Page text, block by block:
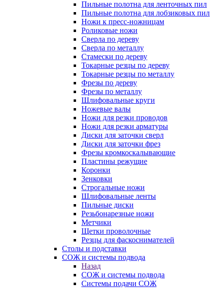
Пильные полотна для ленточных пил
Пильные полотна для лобзиковых пил
Ножи к пресс-ножницам
Роликовые ножи
Сверла по дереву
Сверла по металлу
Стамески по дереву
Токарные резцы по дереву
Токарные резцы по металлу
Фрезы по дереву
Фрезы по металлу
Шлифовальные круги
Ножевые валы
Ножи для резки проводов
Ножи для резки арматуры
Диски для заточки сверл
Диски для заточки фрез
Фрезы кромкоскалывающие
Пластины режущие
Коронки
Зенковки
Строгальные ножи
Шлифовальные ленты
Пильные диски
Резьбонарезные ножи
Метчики
Щетки проволочные
Резцы для фаскоснимателей
Столы и подставки
СОЖ и системы подвода
Назад
СОЖ и системы подвода
Системы подачи СОЖ